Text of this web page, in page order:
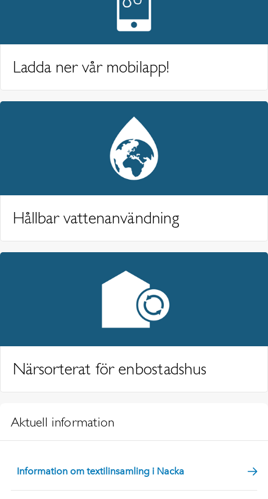
Ladda ner vår mobilapp!
Hållbar vattenanvändning
Närsorterat för enbostadshus
Aktuell information
Information om textilinsamling i Nacka